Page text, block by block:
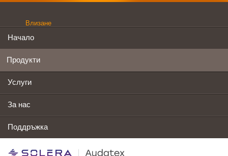
Влизане
Начало
Продукти
Услуги
За нас
Поддръжка